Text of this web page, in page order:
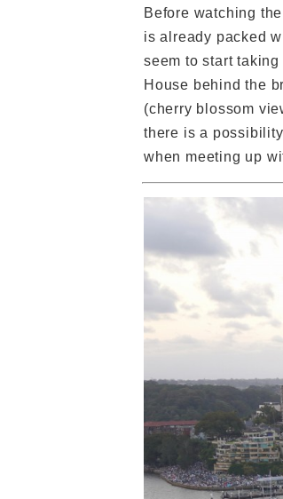
Before watching
is already packed
seem to start
House behind the
(cherry blossom
there is a
when meeting up